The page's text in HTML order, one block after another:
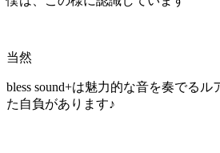
当然
bless sound+は魅力的な音を奏でる
た自負があります♪